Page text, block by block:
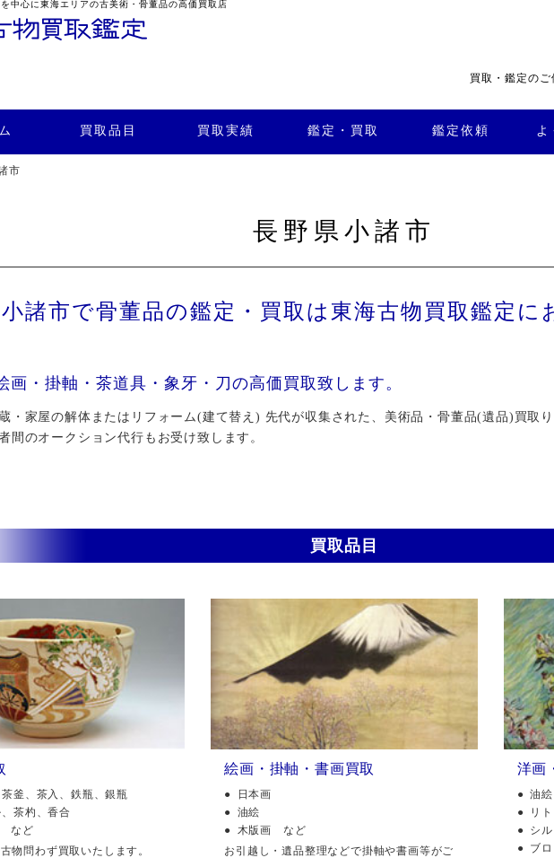
中心に東海エリアの古美術・骨董品の高価買取店
買取・鑑定のご
買取品目 買取実績 鑑定・買取 鑑定依頼 よ
市
長野県小諸市
諸市で骨董品の鑑定・買取は東海古物買取鑑定に
画・掛軸・茶道具・象牙・刀の高価買取致します。
・家屋の解体またはリフォーム(建て替え) 先代が収集された、美術品・骨董品(遺品)買取り
間のオークション代行もお受け致します。
買取品目
釜、茶入、鉄瓶、銀瓶
茶杓、香合
など
物問わず買取いたします。
絵画・掛軸・書画買取
日本画
油絵
木版画 など
お引越し・遺品整理などで掛軸や書画等がご
洋画
油絵
リ
シ
ブ